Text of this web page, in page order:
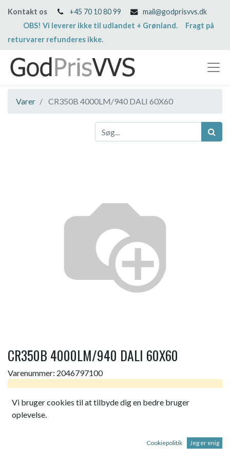
Kontakt os +45 70 10 80 99
mail@godprisvvs.dk
OBS! Vi leverer ikke til udlandet + Grønland. Fragt på
returvarer refunderes ikke.
Varer CR350B 4000LM/940 DALI 60X60
CR350B 4000LM/940 DALI 60X60
Varenummer: 2046797100
Vi bruger cookies til at tilbyde dig en bedre bruger
oplevelse.
Cookiepolitik Jeg er enig